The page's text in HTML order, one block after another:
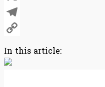
X
Telegram
Link
In this article: